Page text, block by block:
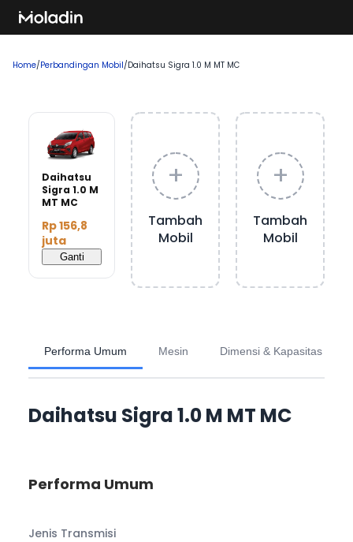
Home/Perbandingan Mobil/Daihatsu Sigra 1.0 M MT MC
Daihatsu
Sigra 1.0 M
MT MC
Rp 156,8
juta
Ganti
+
Tambah
Mobil
+
Tambah
Mobil
Performa Umum Mesin Dimensi & Kapasitas
Daihatsu Sigra 1.0 M MT MC
Performa Umum
Jenis Transmisi